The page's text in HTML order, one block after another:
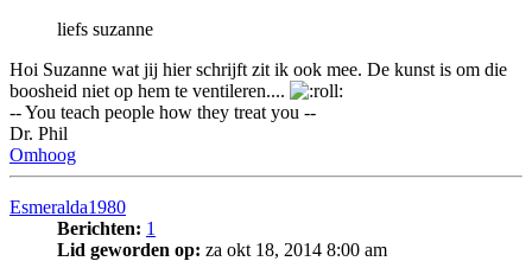
liefs suzanne
Hoi Suzanne wat jij hier schrijft zit ik ook mee. De kunst is om die
boosheid niet op hem te ventileren....
-- You teach people how they treat you --
Dr. Phil
Omhoog
Esmeralda1980
Berichten: 1
Lid geworden op: za okt 18, 2014 8:00 am